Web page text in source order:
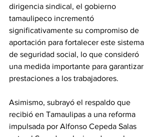
dirigencia sindical, el gobierno
tamaulipeco incrementó
significativamente su compromiso de
aportación para fortalecer este sistema
de seguridad social, lo que consideró
una medida importante para garantizar
prestaciones a los trabajadores.
Asimismo, subrayó el respaldo que
recibió en Tamaulipas a una reforma
impulsada por Alfonso Cepeda Salas